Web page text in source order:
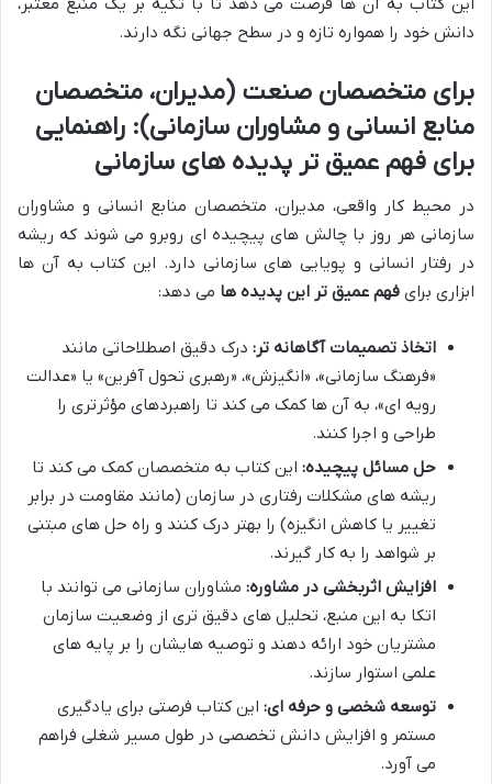
دانش خود را همواره تازه و در سطح جهانی نگه دارند.
برای متخصصان صنعت (مدیران، متخصصان
منابع انسانی و مشاوران سازمانی): راهنمایی
برای فهم عمیق تر پدیده های سازمانی
در محیط کار واقعی، مدیران، متخصصان منابع انسانی و مشاوران
سازمانی هر روز با چالش های پیچیده ای روبرو می شوند که ریشه
در رفتار انسانی و پویایی های سازمانی دارد. این کتاب به آن ها
ابزاری برای فهم عمیق تر این پدیده ها می دهد:
اتخاذ تصمیمات آگاهانه تر: درک دقیق اصطلاحاتی مانند
«فرهنگ سازمانی»، «انگیزش»، «رهبری تحول آفرین» یا «عدالت
رویه ای»، به آن ها کمک می کند تا راهبردهای مؤثرتری را
طراحی و اجرا کنند.
حل مسائل پیچیده: این کتاب به متخصصان کمک می کند تا
ریشه های مشکلات رفتاری در سازمان (مانند مقاومت در برابر
تغییر یا کاهش انگیزه) را بهتر درک کنند و راه حل های مبتنی
بر شواهد را به کار گیرند.
افزایش اثربخشی در مشاوره: مشاوران سازمانی می توانند با
اتکا به این منبع، تحلیل های دقیق تری از وضعیت سازمان
مشتریان خود ارائه دهند و توصیه هایشان را بر پایه های
علمی استوار سازند.
توسعه شخصی و حرفه ای: این کتاب فرصتی برای یادگیری
مستمر و افزایش دانش تخصصی در طول مسیر شغلی فراهم
می آورد.